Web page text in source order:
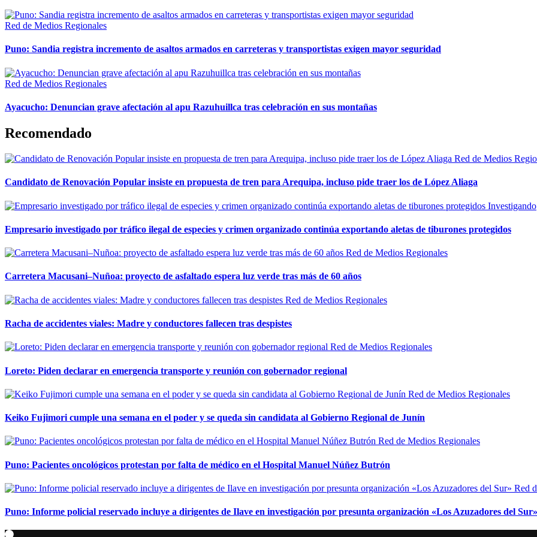
Red de Medios Regionales
Puno: Sandia registra incremento de asaltos armados en carreteras y transportistas exigen mayor seguridad
Red de Medios Regionales
Ayacucho: Denuncian grave afectación al apu Razuhuillca tras celebración en sus montañas
Recomendado
Red de Medios
Candidato de Renovación Popular insiste en propuesta de tren para Arequipa, incluso pide traer los de López Aliaga
Investigando
Empresario investigado por tráfico ilegal de especies y crimen organizado continúa exportando aletas de tiburones protegidos
Red de Medios Regionales
Carretera Macusani–Nuñoa: proyecto de asfaltado espera luz verde tras más de 60 años
Red de Medios Regionales
Racha de accidentes viales: Madre y conductores fallecen tras despistes
Red de Medios Regionales
Loreto: Piden declarar en emergencia transporte y reunión con gobernador regional
Red de Medios Regionales
Keiko Fujimori cumple una semana en el poder y se queda sin candidata al Gobierno Regional de Junín
Red de Medios Regionales
Puno: Pacientes oncológicos protestan por falta de médico en el Hospital Manuel Núñez Butrón
Red
Puno: Informe policial reservado incluye a dirigentes de Ilave en investigación por presunta organización «Los Azuzadores del Sur»